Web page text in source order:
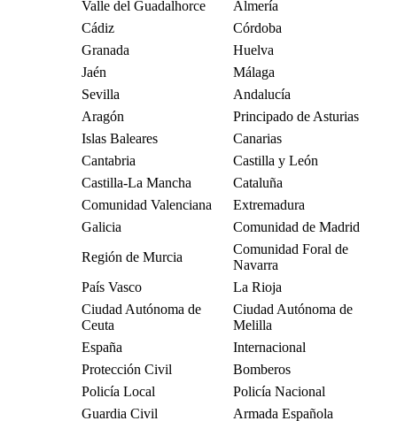
Valle del Guadalhorce
Almería
Cádiz
Córdoba
Granada
Huelva
Jaén
Málaga
Sevilla
Andalucía
Aragón
Principado de Asturias
Islas Baleares
Canarias
Cantabria
Castilla y León
Castilla-La Mancha
Cataluña
Comunidad Valenciana
Extremadura
Galicia
Comunidad de Madrid
Región de Murcia
Comunidad Foral de
Navarra
País Vasco
La Rioja
Ciudad Autónoma de
Ceuta
Ciudad Autónoma de
Melilla
España
Internacional
Protección Civil
Bomberos
Policía Local
Policía Nacional
Guardia Civil
Armada Española